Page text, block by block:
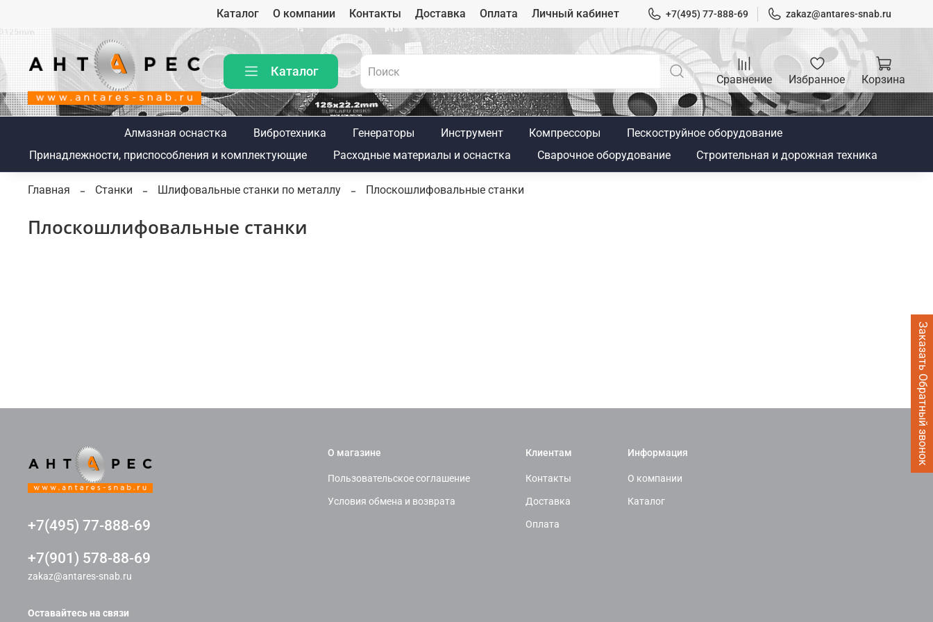
Заказать Обратный звонок
Каталог О компании Контакты Доставка Оплата Личный кабинет +7(495) 77-888-69 zakaz@antares-snab.ru
Каталог
Сравнение Избранное Корзина
Алмазная оснастка Вибротехника Генераторы Инструмент Компрессоры
Пескоструйное оборудование
Принадлежности, приспособления и комплектующие
Расходные материалы и оснастка Сварочное оборудование Строительная и дорожная техника
Главная Станки Шлифовальные станки по металлу Плоскошлифовальные станки
Плоскошлифовальные станки
О магазине
Пользовательское соглашение
Условия обмена и возврата
Клиентам
Контакты
Доставка
Оплата
Информация
О компании
Каталог
+7(495) 77-888-69
+7(901) 578-88-69
zakaz@antares-snab.ru
Оставайтесь на связи